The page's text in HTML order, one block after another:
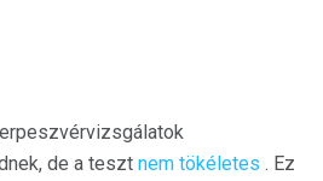
de a teszt nem tökéletes . Ez